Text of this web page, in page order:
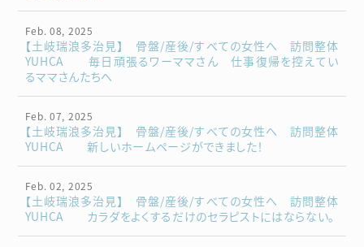
Feb. 08, 2025
【土岐瑞浪多治見】 骨盤/産後/すべての女性へ 訪問整体
YUHCA 毎日頑張るワーママさん 仕事復帰を控えてい
るママさんたちへ
Feb. 07, 2025
【土岐瑞浪多治見】 骨盤/産後/すべての女性へ 訪問整体
YUHCA 新しいホームページができました！
Feb. 02, 2025
【土岐瑞浪多治見】 骨盤/産後/すべての女性へ 訪問整体
YUHCA カラダをよくするだけのセラピストにはならない。